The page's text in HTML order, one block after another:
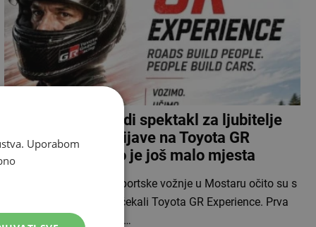
Auto Nuić opet radi spektakl za ljubitelje
automobila, za prijave na Toyota GR
Experience ostalo je još malo mjesta
Ljubitelji automobila i sportske vožnje u Mostaru očito su s
velikim zanimanjem dočekali Toyota GR Experience. Prva
dva termina događaja u…
Uporabom